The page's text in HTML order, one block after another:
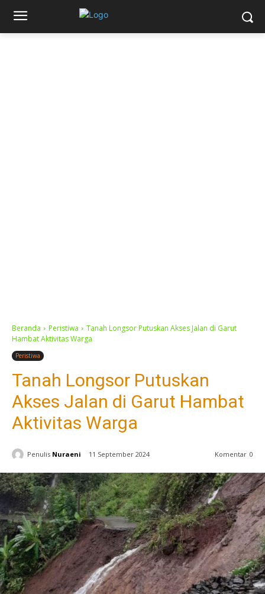
Beranda Peristiwa
Tanah Longsor Putuskan Akses Jalan di Garut
Hambat Aktivitas Warga
Peristiwa
Tanah Longsor Putuskan
Akses Jalan di Garut Hambat
Aktivitas Warga
Penulis Nuraeni 11 September 2024 Komentar 0